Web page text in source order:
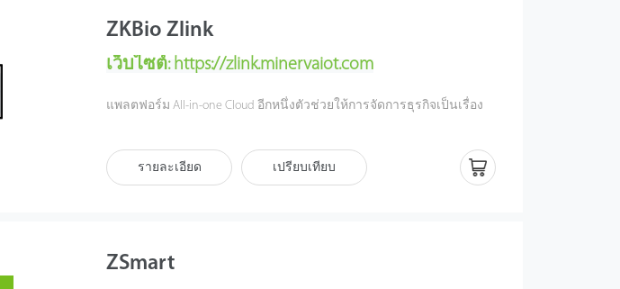
ZKBio Zlink
เว็บไซต์: https://zlink.minervaiot.com
แพลตฟอร์ม All-in-one Cloud อีกหนึ่งตัวช่วยให้การจัดการธุรกิจเป็นเรื่อง
มาพร้อมกับฟังก์ชั่นมากมายในการจัดการเวลาเข้างาน การควบคุมการ
เข้าถึง และการเชื่อมต่ออุปกรณ์ไบโอเมตริกซ์ ไม่ว่าจะอยู่ที่ไหน ก็เชื่อมต่อ
ประสิทธิภาพการทำงานและการเชื่อมต่อ เพื่อตอบสนองความต้องการที่
รายละเอียด เปรียบเทียบ
ZSmart